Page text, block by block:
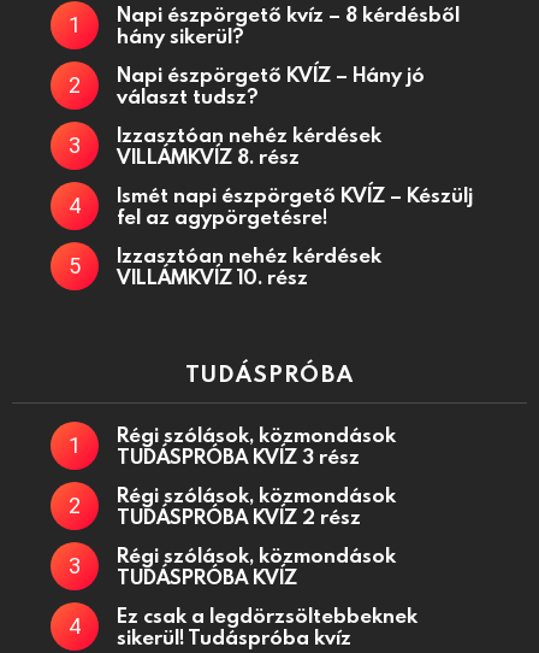
Napi észpörgető kvíz – 8 kérdésből
hány sikerül?
Napi észpörgető KVÍZ – Hány jó
választ tudsz?
Izzasztóan nehéz kérdések
VILLÁMKVÍZ 8. rész
Ismét napi észpörgető KVÍZ – Készülj
fel az agypörgetésre!
Izzasztóan nehéz kérdések
VILLÁMKVÍZ 10. rész
TUDÁSPRÓBA
Régi szólások, közmondások
TUDÁSPRÓBA KVÍZ 3 rész
Régi szólások, közmondások
TUDÁSPRÓBA KVÍZ 2 rész
Régi szólások, közmondások
TUDÁSPRÓBA KVÍZ
Ez csak a legdörzsöltebbeknek
sikerül! Tudáspróba kvíz